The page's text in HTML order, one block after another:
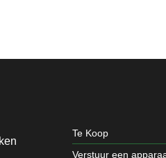
Te Koop
Verstuur een